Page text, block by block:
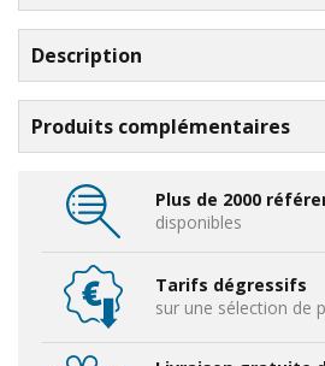
Description
Produits complémentaires
Plus de 2000
disponibles
Tarifs dégressifs
sur une sélection de